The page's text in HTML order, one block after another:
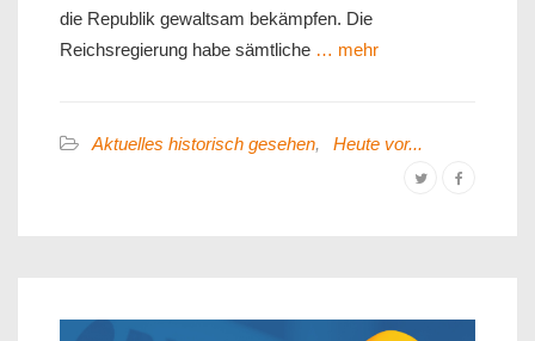
die Republik gewaltsam bekämpfen. Die
Reichsregierung habe sämtliche … mehr
Aktuelles historisch gesehen, Heute vor...